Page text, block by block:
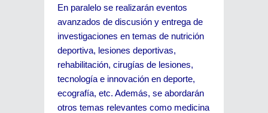
En paralelo se realizarán eventos
avanzados de discusión y entrega de
investigaciones en temas de nutrición
deportiva, lesiones deportivas,
rehabilitación, cirugías de lesiones,
tecnología e innovación en deporte,
ecografía, etc. Además, se abordarán
otros temas relevantes como medicina